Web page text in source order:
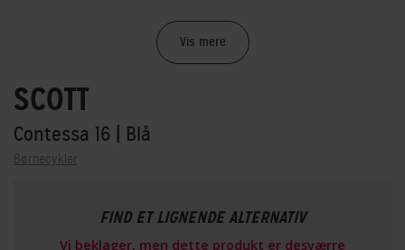
Vis mere
SCOTT
Contessa 16 | Blå
Børnecykler
FIND ET LIGNENDE ALTERNATIV
Vi beklager, men dette produkt er desværre